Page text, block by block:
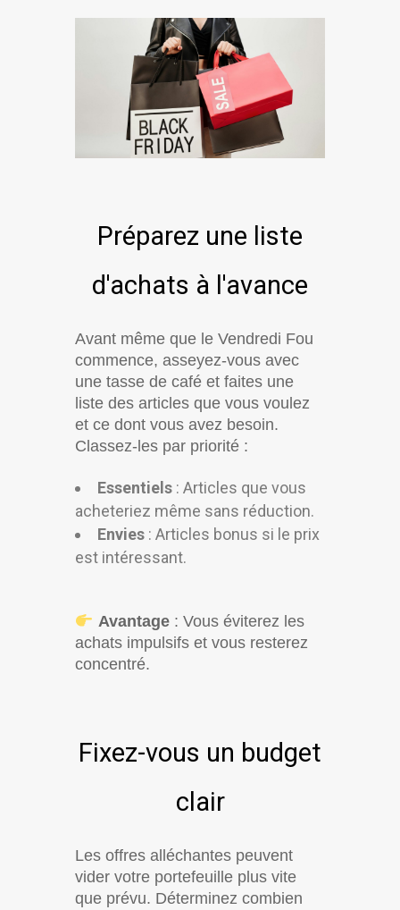
Préparez une liste
d'achats à l'avance
Avant même que le Vendredi Fou
commence, asseyez-vous avec
une tasse de café et faites une
liste des articles que vous voulez
et ce dont vous avez besoin.
Classez-les par priorité :
Essentiels : Articles que vous
acheteriez même sans réduction.
Envies : Articles bonus si le prix
est intéressant.
Avantage: Vous éviterez les
achats impulsifs et vous resterez
concentré.
Fixez-vous un budget
clair
Les offres alléchantes peuvent
vider votre portefeuille plus vite
que prévu. Déterminez combien